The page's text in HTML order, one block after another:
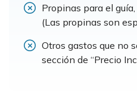
Propinas para el
(Las propinas son
Otros gastos que no
sección de “Precio